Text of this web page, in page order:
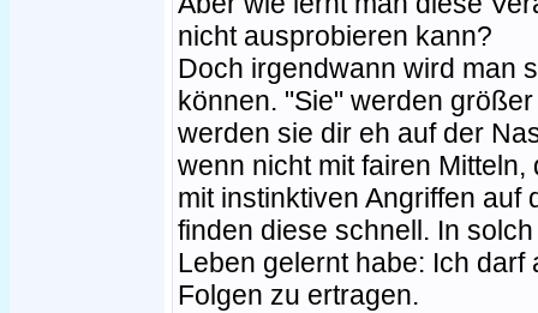
nicht ausprobieren kann?
Doch irgendwann wird man
können. "Sie" werden
werden sie dir eh auf der
wenn nicht mit fairen
mit instinktiven Angriffen auf
finden diese schnell. In
Leben gelernt habe: Ich
Folgen zu ertragen.